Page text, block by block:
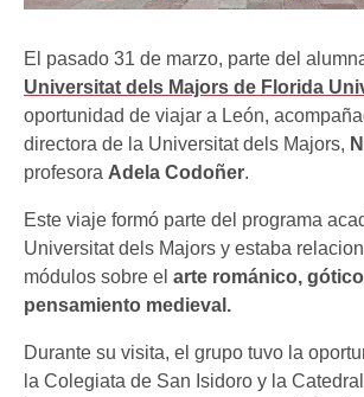
El pasado 31 de marzo, parte del
Universitat dels Majors de Florida
oportunidad de viajar a León,
directora de la Universitat dels Majors,
profesora Adela Codoñer.
Este viaje formó parte del programa
Universitat dels Majors y estaba
módulos sobre el arte románico, gótico
pensamiento medieval.
Durante su visita, el grupo tuvo la
la Colegiata de San Isidoro y la